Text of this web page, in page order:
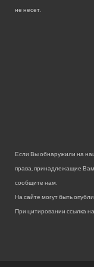
не несет.
Если Вы обнаружили на
права, принадлежащие
сообщите нам.
На сайте могут быть
При цитировании ссылка